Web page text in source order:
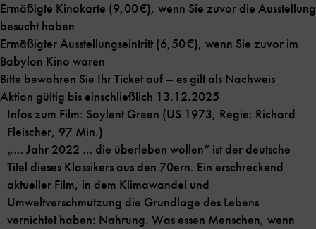
Ermäßigte Kinokarte (9,00 €), wenn Sie zuvor die Ausstellung
besucht haben
Ermäßigter Ausstellungseintritt (6,50 €), wenn Sie zuvor im
Babylon Kino waren
Bitte bewahren Sie Ihr Ticket auf – es gilt als Nachweis
Aktion gültig bis einschließlich 13.12.2025
Infos zum Film: Soylent Green (US 1973, Regie: Richard
Fleischer, 97 Min.)
„… Jahr 2022 … die überleben wollen“ ist der deutsche
Titel dieses Klassikers aus den 70ern. Ein erschreckend
aktueller Film, in dem Klimawandel und
Umweltverschmutzung die Grundlage des Lebens
vernichtet haben: Nahrung. Was essen Menschen, wenn